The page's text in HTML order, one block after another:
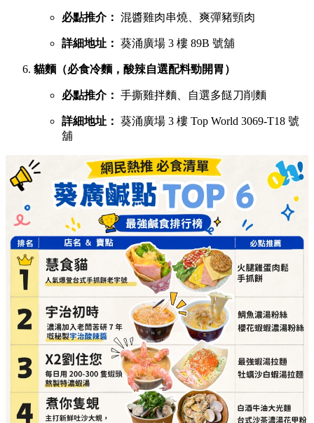
必點推介： 混醬雞肉串燒、爽彈豬頸肉
詳細地址： 葵涌廣場 3 樓 89B 號舖
貓麵（必食冷麵，酸辣自選配料勁開胃）
必點推介： 手撕雞拌麵、自選多餸刀削麵
詳細地址： 葵涌廣場 3 樓 Top World 3069-T18 號
舖